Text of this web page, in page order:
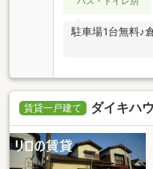
駐車場1台無料♪
賃貸一戸建て ダイキハ